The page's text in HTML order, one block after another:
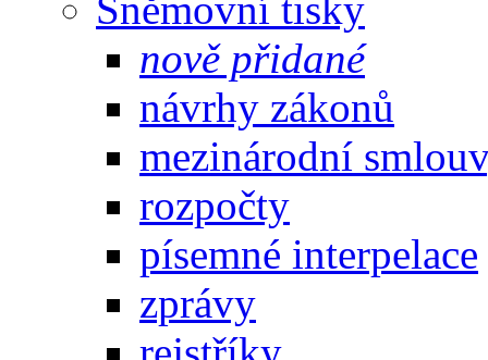
Sněmovní tisky
nově přidané
návrhy zákonů
mezinárodní
rozpočty
písemné interpelace
zprávy